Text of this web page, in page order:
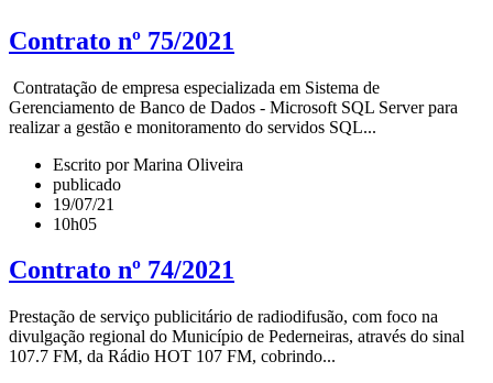
Contrato nº 75/2021
Contratação de empresa especializada em Sistema de
Gerenciamento de Banco de Dados - Microsoft SQL Server para
realizar a gestão e monitoramento do servidos SQL...
Escrito por Marina Oliveira
publicado
19/07/21
10h05
Contrato nº 74/2021
Prestação de serviço publicitário de radiodifusão, com foco na
divulgação regional do Município de Pederneiras, através do sinal
107.7 FM, da Rádio HOT 107 FM, cobrindo...